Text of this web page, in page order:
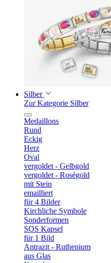
Silber
Zur Kategorie Silber
Medaillons
Rund
Eckig
Herz
Oval
vergoldet - Gelbgold
vergoldet - Roségold
mit Stein
emailliert
für 4 Bilder
Kirchliche Symbole
Sonderformen
SOS Kapsel
für 1 Bild
Antrazit - Ruthenium
aus Glas